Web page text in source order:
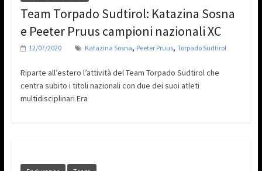
Team Torpado Sudtirol: Katazina Sosna
e Peeter Pruus campioni nazionali XC
12/07/2020 Katazina Sosna, Peeter Pruus, Torpado Südtirol
Riparte all’estero l’attività del Team Torpado Südtirol che
centra subito i titoli nazionali con due dei suoi atleti
multidisciplinari Era